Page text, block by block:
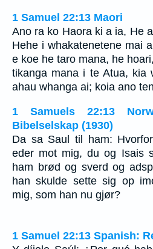
1 Samuel 22:13 Maori
Ano ra ko Haora ki a ia, He
Hehe i whakatenetene mai
e koe he taro mana, he
tikanga mana i te Atua, kia
ahau whanga ai; koia ano
1 Samuels 22:13
Bibelselskap (1930)
Da sa Saul til ham:
eder mot mig, du og Isais
ham brød og sverd og
han skulde sette sig op
mig, som han nu gjør?
1 Samuel 22:13 Spanish: